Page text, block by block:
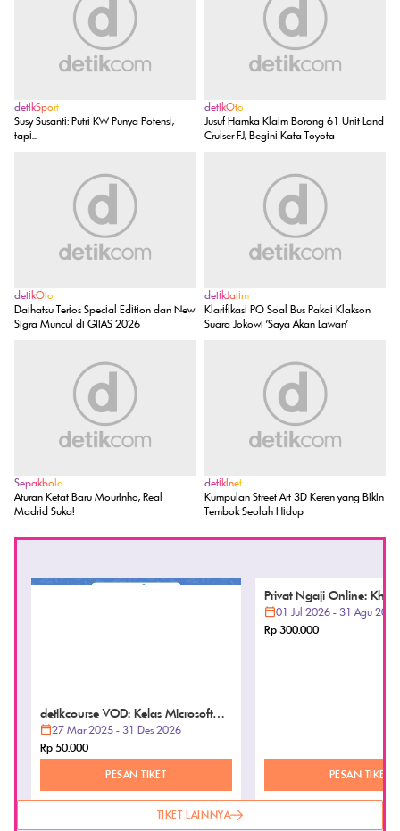
detikSport
Susy Susanti: Putri KW Punya Potensi,
tapi...
detikOto
Jusuf Hamka Klaim Borong 61 Unit Land
Cruiser FJ, Begini Kata Toyota
detikOto
Daihatsu Terios Special Edition dan New
Sigra Muncul di GIIAS 2026
detikJatim
Klarifikasi PO Soal Bus Pakai Klakson
Suara Jokowi 'Saya Akan Lawan'
Sepakbola
Aturan Ketat Baru Mourinho, Real
Madrid Suka!
detikInet
Kumpulan Street Art 3D Keren yang Bikin
Tembok Seolah Hidup
detikcourse VOD: Kelas Microsoft
Word
27 Mar 2025 - 31 Des 2026
Rp 50.000
PESAN TIKET
PESAN TIKET
TIKET LAINNYA